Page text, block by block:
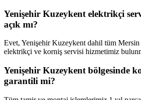
Yenişehir Kuzeykent elektrikçi
açık mı?
Evet, Yenişehir Kuzeykent dahil tüm
elektrikçi ve korniş servisi hizmetimiz
Yenişehir Kuzeykent bölgesinde
garantili mi?